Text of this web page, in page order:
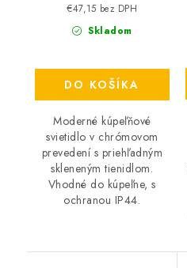
Skladom
€47,15 bez DPH
DO KOŠÍKA
Moderné kúpeľňové
svietidlo v chrómovom
prevedení s priehľadným
skleneným tienidlom.
Vhodné do kúpeľne, s
ochranou IP44.